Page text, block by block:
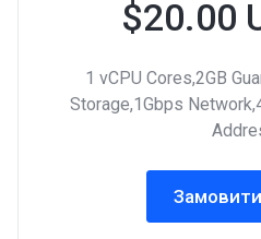
$20.00
1 vCPU Cores,2GB
Storage,1Gbps